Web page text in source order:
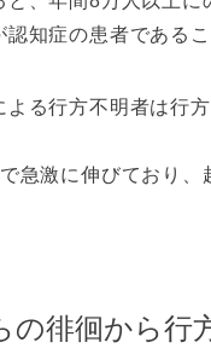
知症の患者であるこ
る行方不明者は行
急激に伸びており
の徘徊から行